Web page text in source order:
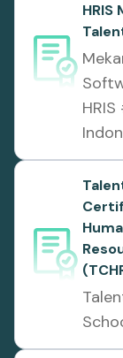
HRIS
HRIS